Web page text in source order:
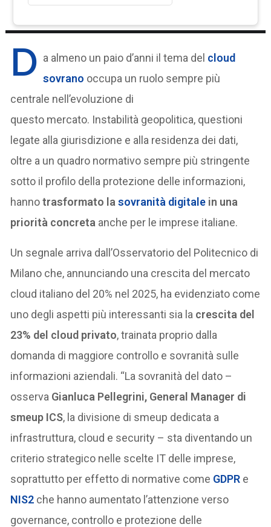
D a almeno un paio d’anni il tema del cloud
sovrano occupa un ruolo sempre più
centrale nell’evoluzione di
questo mercato. Instabilità geopolitica, questioni
legate alla giurisdizione e alla residenza dei dati,
oltre a un quadro normativo sempre più stringente
sotto il profilo della protezione delle informazioni,
hannotrasformato lasovranità digitale in una
priorità concreta anche per le imprese italiane.
Un segnale arriva dall’Osservatorio del Politecnico di
Milano che, annunciando una crescita del mercato
cloud italiano del 20% nel 2025, ha evidenziato come
uno degli aspetti più interessanti sia la crescita del
23% del cloud privato, trainata proprio dalla
domanda di maggiore controllo e sovranità sulle
informazioni aziendali. “La sovranità del dato –
osserva Gianluca Pellegrini, General Manager di
smeup ICS, la divisione di smeup dedicata a
infrastruttura, cloud e security – sta diventando un
criterio strategico nelle scelte IT delle imprese,
soprattutto per effetto di normative come GDPR e
NIS2 che hanno aumentato l’attenzione verso
governance, controllo e protezione delle